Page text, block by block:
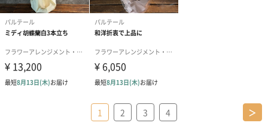
1 2 3 4 ＞